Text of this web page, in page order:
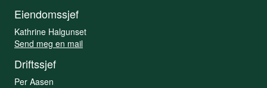
Eiendomssjef
Kathrine Halgunset
Send meg en mail
Driftssjef
Per Aasen